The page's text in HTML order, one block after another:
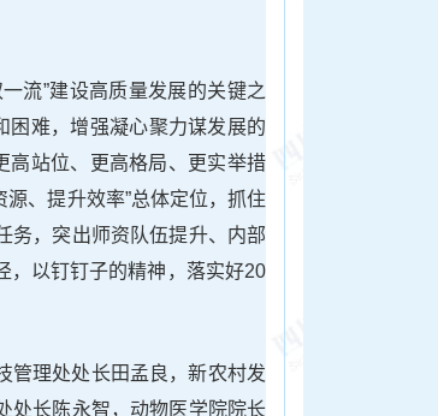
流”建设高质量发展的关键之
困难，增强凝心聚力谋发展的
高站位、更高格局、更实举措
源、提升效率”总体定位，抓住
务，突出师资队伍提升、内部
，以钉钉子的精神，落实好20
管理处处长田孟良，新农村发
处长陈永智，动物医学院院长